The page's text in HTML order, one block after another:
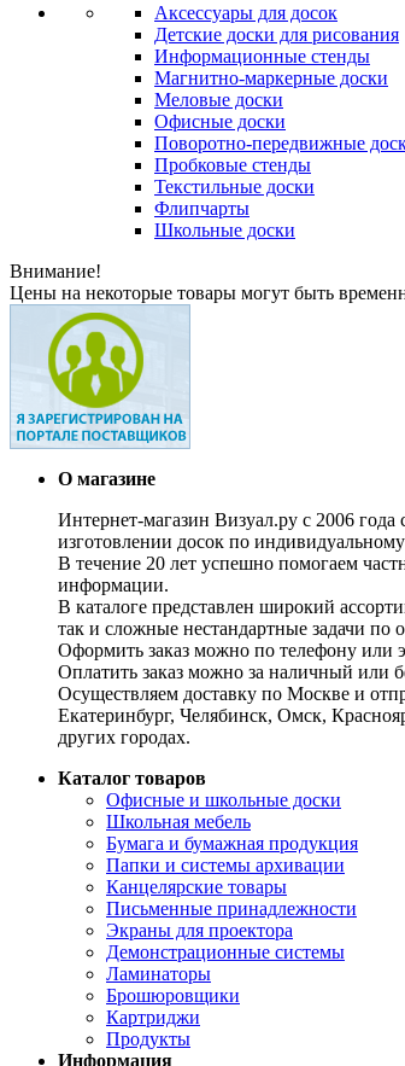
Аксессуары для досок
Детские доски для рисования
Информационные стенды
Магнитно-маркерные доски
Меловые доски
Офисные доски
Поворотно-передвижные
Пробковые стенды
Текстильные доски
Флипчарты
Школьные доски
Внимание!
Цены на некоторые товары могут быть
О магазине
Интернет-магазин Визуал.ру с 2006
изготовлении досок по индивидуальному
В течение 20 лет успешно помогаем
информации.
В каталоге представлен широкий
так и сложные нестандартные задачи
Оформить заказ можно по телефону или
Оплатить заказ можно за наличный или
Осуществляем доставку по Москве и
Екатеринбург, Челябинск, Омск,
других городах.
Каталог товаров
Офисные и школьные доски
Школьная мебель
Бумага и бумажная продукция
Папки и системы архивации
Канцелярские товары
Письменные принадлежности
Экраны для проектора
Демонстрационные системы
Ламинаторы
Брошюровщики
Картриджи
Продукты
Информация